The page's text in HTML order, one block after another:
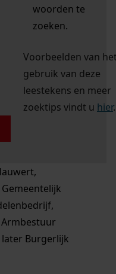
woorden te
zoeken.
Voorbeelden van
gebruik van deze
leestekens en meer
zoektips vindt u hier.
Burgerlijk